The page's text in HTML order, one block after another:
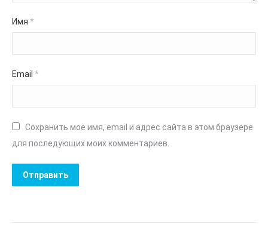
Имя *
Email *
Сохранить моё имя, email и адрес сайта в этом браузере
для последующих моих комментариев.